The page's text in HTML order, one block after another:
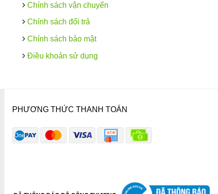
Chính sách vận chuyển
Chính sách đổi trả
Chính sách bảo mật
Điều khoản sử dụng
PHƯƠNG THỨC THANH TOÁN